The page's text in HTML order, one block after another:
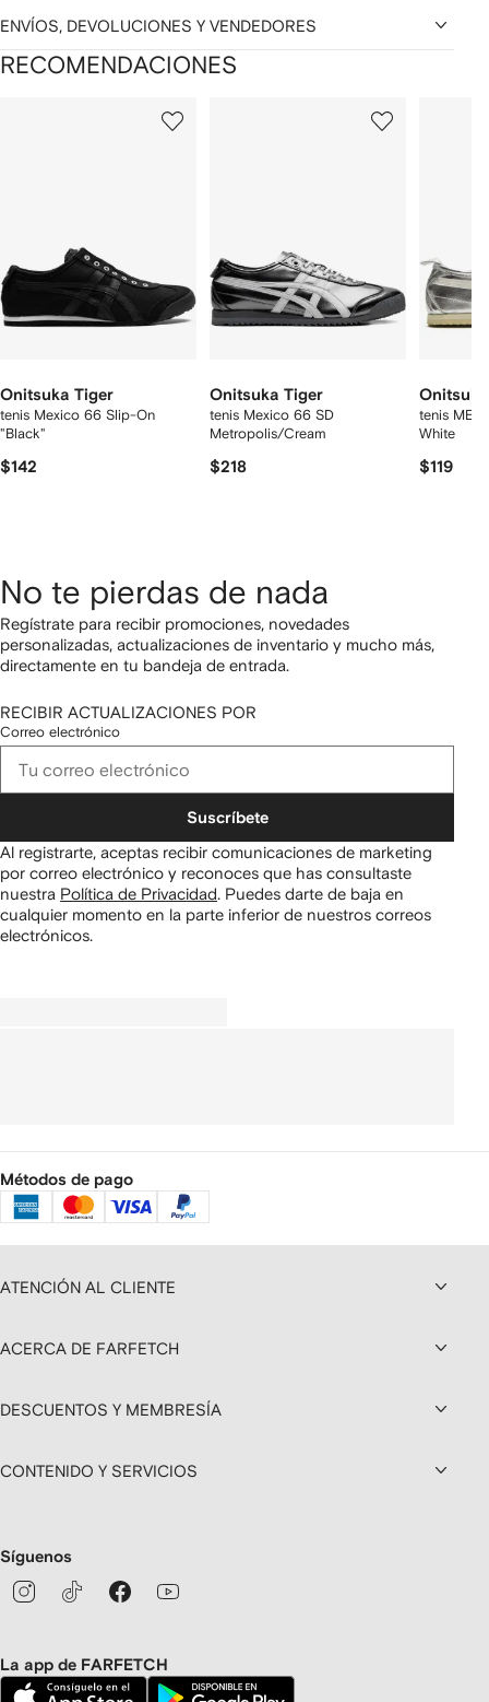
ENVÍOS, DEVOLUCIONES Y VENDEDORES
RECOMENDACIONES
Onitsuka Tiger
tenis Mexico 66 Slip-On
"Black"
$142
Onitsuka Tiger
tenis Mexico 66 SD
Metropolis/Cream
$218
tenis
White
$119
No te pierdas de nada
Regístrate para recibir promociones, novedades
personalizadas, actualizaciones de inventario y mucho más,
directamente en tu bandeja de entrada.
RECIBIR ACTUALIZACIONES POR
Correo electrónico
Suscríbete
Al registrarte, aceptas recibir comunicaciones de marketing
por correo electrónico y reconoces que has consultaste
nuestra Política de Privacidad. Puedes darte de baja en
cualquier momento en la parte inferior de nuestros correos
electrónicos.
Métodos de pago
ATENCIÓN AL CLIENTE
ACERCA DE FARFETCH
DESCUENTOS Y MEMBRESÍA
CONTENIDO Y SERVICIOS
Síguenos
La app de FARFETCH